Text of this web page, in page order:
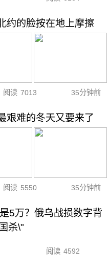
约的脸按在地上摩擦
阅读 7013 35分钟前
艰难的冬天又要来了
阅读 5550 35分钟前
5万？俄乌战损数字背
杀\"
阅读 4592